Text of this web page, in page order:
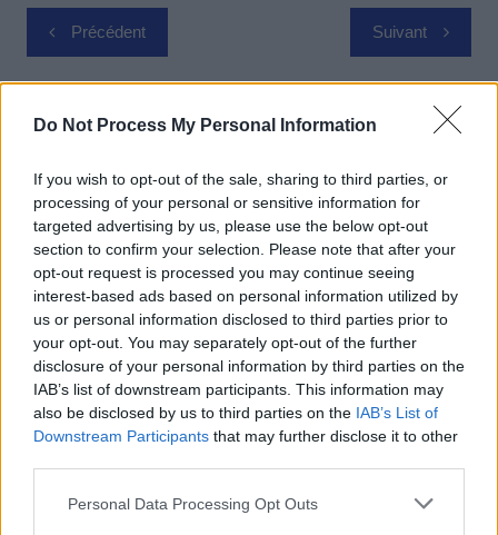
Do Not Process My Personal Information
If you wish to opt-out of the sale, sharing to third parties, or
processing of your personal or sensitive information for
targeted advertising by us, please use the below opt-out
section to confirm your selection. Please note that after your
opt-out request is processed you may continue seeing
interest-based ads based on personal information utilized by
us or personal information disclosed to third parties prior to
your opt-out. You may separately opt-out of the further
disclosure of your personal information by third parties on the
IAB’s list of downstream participants. This information may
also be disclosed by us to third parties on the IAB’s List of
Downstream Participants that may further disclose it to other
Personal Data Processing Opt Outs
Navigation
de
l’article
Précédent Suivant
Actus Info
Elon Musk nuirait gravement à Tesla
selon une étude européenne